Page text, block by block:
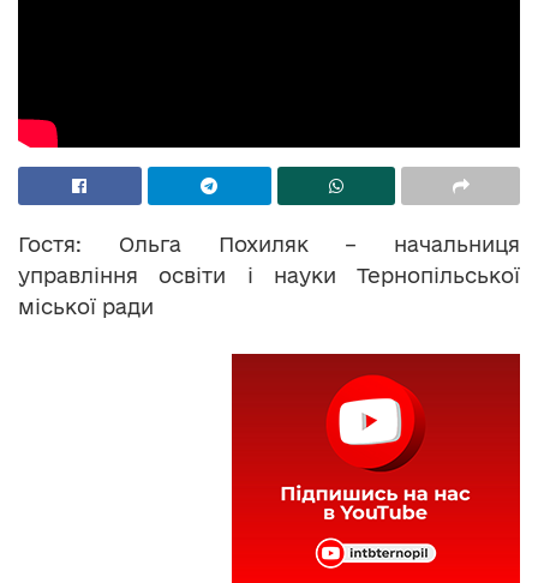
Гостя: Ольга Похиляк – начальниця
управління освіти і науки Тернопільської
міської ради